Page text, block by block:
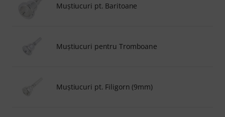
Muştiucuri pt. Baritoane
Muştiucuri pentru Tromboane
Muştiucuri pt. Filigorn (9mm)